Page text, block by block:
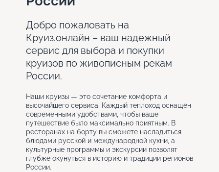
Добро пожаловать на
Круиз.онлайн – ваш надежный
сервис для выбора и покупки
круизов по живописным рекам
России.
Наши круизы — это сочетание комфорта и
высочайшего сервиса. Каждый теплоход оснащён
современными удобствами, чтобы ваше
путешествие было максимально приятным. В
ресторанах на борту вы сможете насладиться
блюдами русской и международной кухни, а
культурные программы и экскурсии позволят
глубже окунуться в историю и традиции регионов
России.